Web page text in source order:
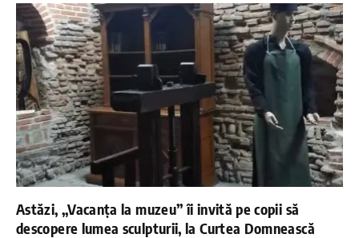
Astăzi, „Vacanța la muzeu” îi invită pe copii să
descopere lumea sculpturii, la Curtea Domnească